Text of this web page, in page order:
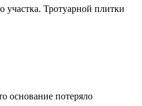
участка. Тротуарной плитки
основание потеряло